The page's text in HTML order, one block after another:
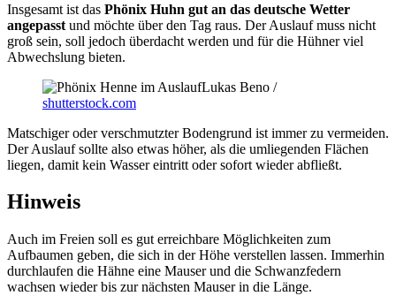
Insgesamt ist das Phönix Huhn gut an das deutsche Wetter
angepasst und möchte über den Tag raus. Der Auslauf muss nicht
groß sein, soll jedoch überdacht werden und für die Hühner viel
Abwechslung bieten.
Lukas Beno /
shutterstock.com
Matschiger oder verschmutzter Bodengrund ist immer zu vermeiden.
Der Auslauf sollte also etwas höher, als die umliegenden Flächen
liegen, damit kein Wasser eintritt oder sofort wieder abfließt.
Hinweis
Auch im Freien soll es gut erreichbare Möglichkeiten zum
Aufbaumen geben, die sich in der Höhe verstellen lassen. Immerhin
durchlaufen die Hähne eine Mauser und die Schwanzfedern
wachsen wieder bis zur nächsten Mauser in die Länge.